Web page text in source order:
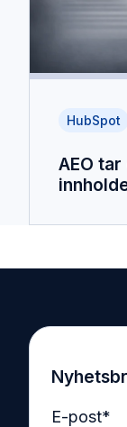
HubSpot
AEO
E-post*